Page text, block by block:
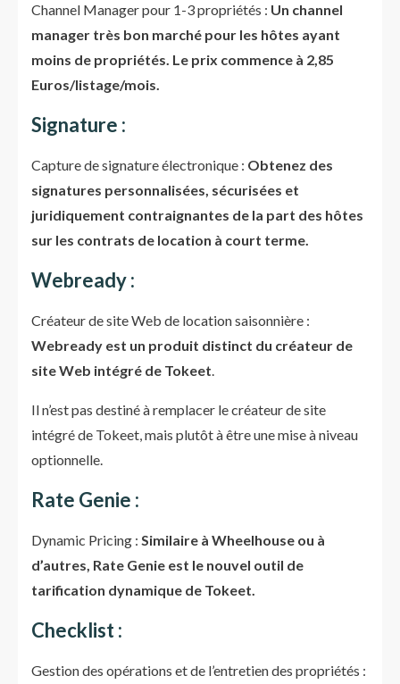
Channel Manager pour 1-3 propriétés : Un channel
manager très bon marché pour les hôtes ayant
moins de propriétés. Le prix commence à 2,85
Euros/listage/mois.
Signature :
Capture de signature électronique : Obtenez des
signatures personnalisées, sécurisées et
juridiquement contraignantes de la part des hôtes
sur les contrats de location à court terme.
Webready :
Créateur de site Web de location saisonnière :
Webready est un produit distinct du créateur de
site Web intégré de Tokeet.
Il n’est pas destiné à remplacer le créateur de site
intégré de Tokeet, mais plutôt à être une mise à niveau
optionnelle.
Rate Genie :
Dynamic Pricing : Similaire à Wheelhouse ou à
d’autres, Rate Genie est le nouvel outil de
tarification dynamique de Tokeet.
Checklist :
Gestion des opérations et de l’entretien des propriétés :